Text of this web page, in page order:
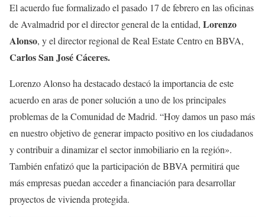
El acuerdo fue formalizado el pasado 17 de febrero en las oficinas
de Avalmadrid por el director general de la entidad, Lorenzo
Alonso, y el director regional de Real Estate Centro en BBVA,
Carlos San José Cáceres.
Lorenzo Alonso ha destacado destacó la importancia de este
acuerdo en aras de poner solución a uno de los principales
problemas de la Comunidad de Madrid. “Hoy damos un paso más
en nuestro objetivo de generar impacto positivo en los ciudadanos
y contribuir a dinamizar el sector inmobiliario en la región».
También enfatizó que la participación de BBVA permitirá que
más empresas puedan acceder a financiación para desarrollar
proyectos de vivienda protegida.